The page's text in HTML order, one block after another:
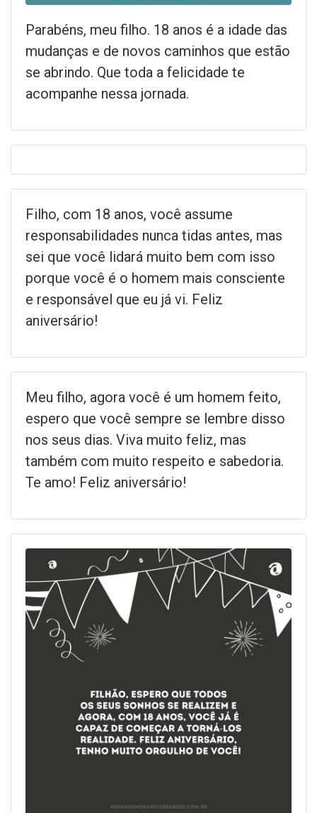
Parabéns, meu filho. 18 anos é a idade das
mudanças e de novos caminhos que estão
se abrindo. Que toda a felicidade te
acompanhe nessa jornada.
Filho, com 18 anos, você assume
responsabilidades nunca tidas antes, mas
sei que você lidará muito bem com isso
porque você é o homem mais consciente
e responsável que eu já vi. Feliz
aniversário!
Meu filho, agora você é um homem feito,
espero que você sempre se lembre disso
nos seus dias. Viva muito feliz, mas
também com muito respeito e sabedoria.
Te amo! Feliz aniversário!